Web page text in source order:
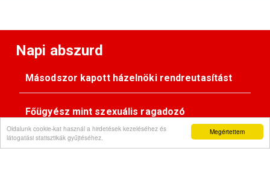
Megértettem
Oldalunk cookie-kat használ a hirdetések kezeléséhez és
látogatási statisztikák gyűjtéséhez.
Napi abszurd
Másodszor kapott házelnöki rendreutasítást
Főügyész mint szexuális ragadozó
Pimasz önkényúr